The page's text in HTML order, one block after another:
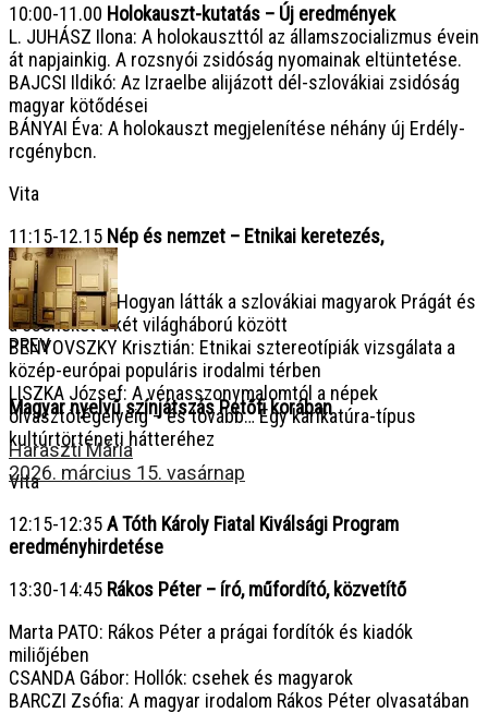
10:00-11.00 Holokauszt-kutatás – Új eredmények
L. JUHÁSZ Ilona: A holokauszttól az államszocializmus évein
át napjainkig. A rozsnyói zsidóság nyomainak eltüntetése.
BAJCSI Ildikó: Az Izraelbe alijázott dél-szlovákiai zsidóság
magyar kötődései
BÁNYAI Éva: A holokauszt megjelenítése néhány új Erdély-
rcgénybcn.
Vita
11:15-12.15 Nép és nemzet – Etnikai keretezés,
sztereotípiák
SIMON Attila: Hogyan látták a szlovákiai magyarok Prágát és
a cseheket a két világháború között
BENYOVSZKY Krisztián: Etnikai sztereotípiák vizsgálata a
közép-európai populáris irodalmi térben
LISZKA József: A vénasszonymalomtól a népek
olvasztótégelyéig – és tovább… Egy karikatúra-típus
kultúrtörténeti hátteréhez
Vita
12:15-12:35A Tóth Károly Fiatal Kiválsági Program
eredményhirdetése
13:30-14:45 Rákos Péter – író, műfordító, közvetítő
Marta PATO: Rákos Péter a prágai fordítók és kiadók
miliőjében
CSANDA Gábor: Hollók: csehek és magyarok
BARCZI Zsófia: A magyar irodalom Rákos Péter olvasatában
PREV
Magyar nyelvű színjátszás Petőfi korában
Haraszti Mária
2026. március 15. vasárnap